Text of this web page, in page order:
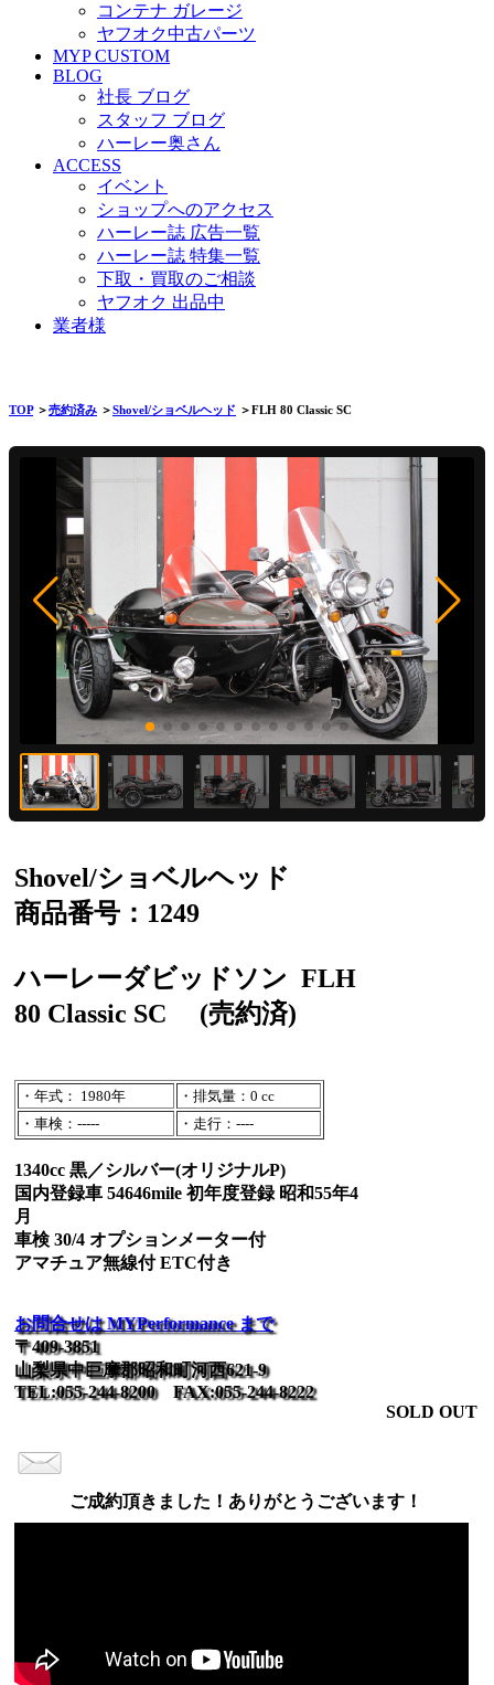
コンテナ ガレージ
ヤフオク中古パーツ
MYP CUSTOM
BLOG
社長 ブログ
スタッフ ブログ
ハーレー奥さん
ACCESS
イベント
ショップへのアクセス
ハーレー誌 広告一覧
ハーレー誌 特集一覧
下取・買取のご相談
ヤフオク 出品中
業者様
TOP＞売約済み ＞Shovel/ショベルヘッド ＞FLH 80 Classic SC
Shovel/ショベルヘッド
商品番号：1249
ハーレーダビッドソン FLH
80 Classic SC
(売約済)
・年式： 1980年
・排気量：0 cc
・車検：-----
・走行：----
1340cc 黒／シルバー(オリジナルP)
国内登録車 54646mile 初年度登録 昭和55年4
月
車検 30/4 オプションメーター付
アマチュア無線付 ETC付き
お問合せは MYPerformance まで
〒409-3851
山梨県中巨摩郡昭和町河西621-9
TEL:055-244-8200 FAX:055-244-8222
SOLD OUT
ご成約頂きました！ありがとうございます！